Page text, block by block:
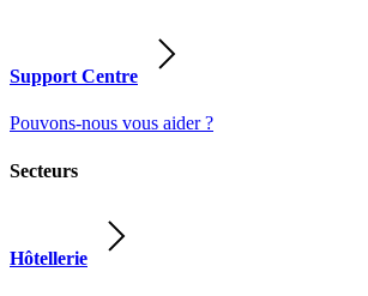
Support Centre
Pouvons-nous vous aider ?
Secteurs
Hôtellerie